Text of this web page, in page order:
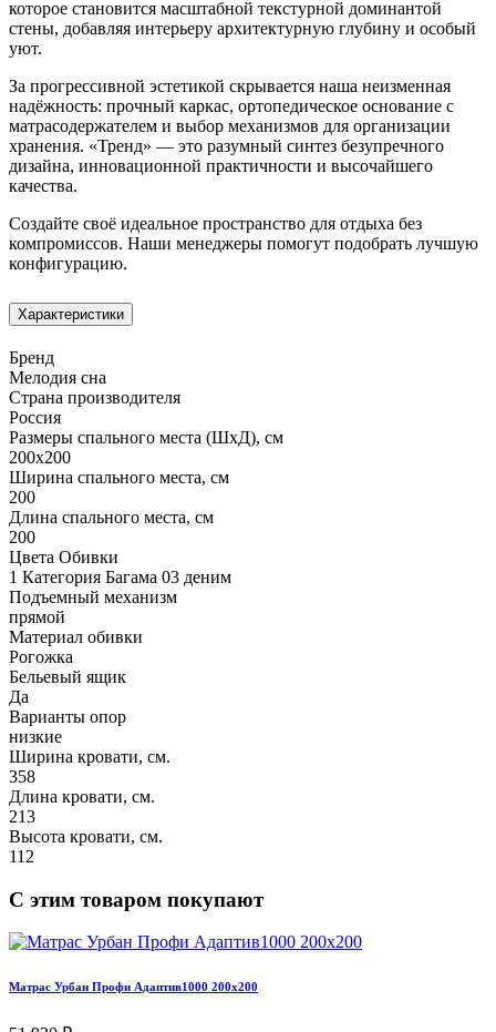
которое становится масштабной текстурной доминантой
стены, добавляя интерьеру архитектурную глубину и особый
уют.
За прогрессивной эстетикой скрывается наша неизменная
надёжность: прочный каркас, ортопедическое основание с
матрасодержателем и выбор механизмов для организации
хранения. «Тренд» — это разумный синтез безупречного
дизайна, инновационной практичности и высочайшего
качества.
Создайте своё идеальное пространство для отдыха без
компромиссов. Наши менеджеры помогут подобрать лучшую
конфигурацию.
Характеристики
Бренд
Мелодия сна
Страна производителя
Россия
Размеры спального места (ШхД), см
200х200
Ширина спального места, см
200
Длина спального места, см
200
Цвета Обивки
1 Категория Багама 03 деним
Подъемный механизм
прямой
Материал обивки
Рогожка
Бельевый ящик
Да
Варианты опор
низкие
Ширина кровати, см.
358
Длина кровати, см.
213
Высота кровати, см.
112
С этим товаром покупают
Матрас Урбан Профи Адаптив1000 200х200